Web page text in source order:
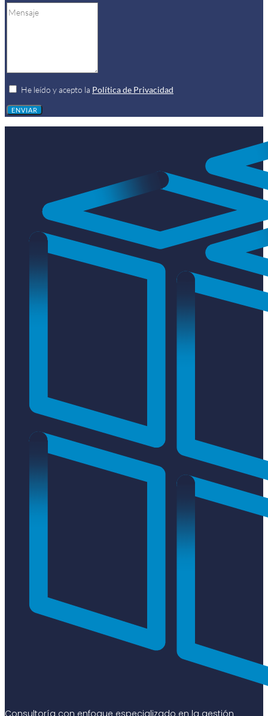
He leído y acepto la Política de Privacidad
ENVIAR
Consultoría con enfoque especializado en la gestión